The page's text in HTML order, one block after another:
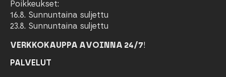
Poikkeukset:
16.8. Sunnuntaina suljettu
23.8. Sunnuntaina suljettu
VERKKOKAUPPA AVOINNA 24/7!
PALVELUT